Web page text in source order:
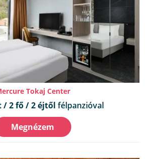
Tokaj Center
/ 2 fő / 2 éjtől félpanzióval
Megnézem